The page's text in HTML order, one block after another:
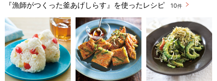
『漁師がつくった釜あげしらす』を使ったレシピ 10件